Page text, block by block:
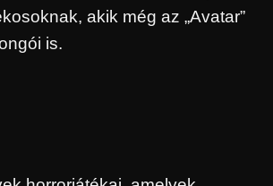
akik még az „Avatar”
is.